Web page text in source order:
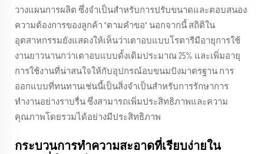
วางแผนการผลิต ซึ่งจำเป็นสำหรับการปรับขนาดและตอบสนอง
ความต้องการของลูกค้า "ตามคำขอ" นอกจากนี้ สถิติใน
อุตสาหกรรมยังแสดงให้เห็นว่าเตาอบแบบโรตารีมีอายุการใช้
งานยาวนานกว่าเตาอบแบบดั้งเดิมประมาณ 25% และเพิ่มอายุ
การใช้งานที่น่าสนใจให้กับอุปกรณ์อบขนมปังมาตรฐาน การ
ออกแบบที่ทนทานเช่นนี้เป็นสิ่งจำเป็นสำหรับการรักษาการ
ทำงานอย่างราบรื่น ซึ่งสามารถเพิ่มประสิทธิภาพและความ
คุณภาพโดยรวมได้อย่างมีประสิทธิภาพ
กระบวนการทำความสะอาดที่เรียบง่ายใน